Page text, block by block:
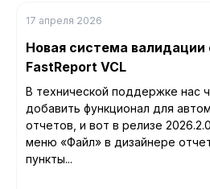
17 апреля 2026
Новая система валидации
FastReport VCL
В технической поддержке нас
добавить функционал для
отчетов, и вот в релизе
меню «Файл» в дизайнере
пункты...